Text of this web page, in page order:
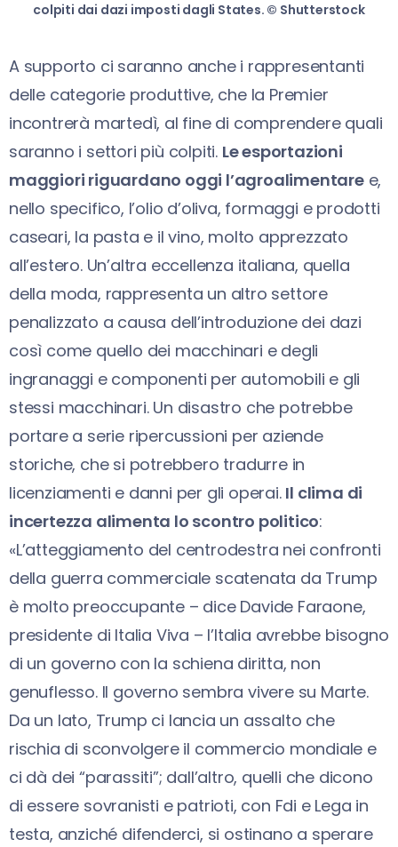
colpiti dai dazi imposti dagli States. © Shutterstock
A supporto ci saranno anche i rappresentanti
delle categorie produttive, che la Premier
incontrerà martedì, al fine di comprendere quali
saranno i settori più colpiti. Le esportazioni
maggiori riguardano oggi l’agroalimentaree,
nello specifico, l’olio d’oliva, formaggi e prodotti
caseari, la pasta e il vino, molto apprezzato
all’estero. Un’altra eccellenza italiana, quella
della moda, rappresenta un altro settore
penalizzato a causa dell’introduzione dei dazi
così come quello dei macchinari e degli
ingranaggi e componenti per automobili e gli
stessi macchinari. Un disastro che potrebbe
portare a serie ripercussioni per aziende
storiche, che si potrebbero tradurre in
licenziamenti e danni per gli operai. Il clima di
incertezza alimenta lo scontro politico:
«L’atteggiamento del centrodestra nei confronti
della guerra commerciale scatenata da Trump
è molto preoccupante – dice Davide Faraone,
presidente di Italia Viva – l’Italia avrebbe bisogno
di un governo con la schiena diritta, non
genuflesso. Il governo sembra vivere su Marte.
Da un lato, Trump ci lancia un assalto che
rischia di sconvolgere il commercio mondiale e
ci dà dei “parassiti”; dall’altro, quelli che dicono
di essere sovranisti e patrioti, con Fdi e Lega in
testa, anziché difenderci, si ostinano a sperare